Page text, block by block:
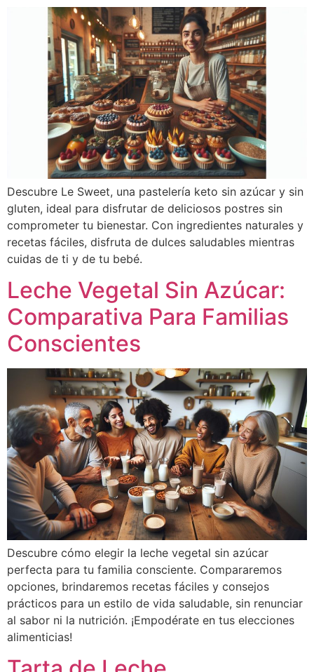
Descubre Le Sweet, una pastelería keto sin azúcar y sin
gluten, ideal para disfrutar de deliciosos postres sin
comprometer tu bienestar. Con ingredientes naturales y
recetas fáciles, disfruta de dulces saludables mientras
cuidas de ti y de tu bebé.
Leche Vegetal Sin Azúcar:
Comparativa Para Familias
Conscientes
Descubre cómo elegir la leche vegetal sin azúcar
perfecta para tu familia consciente. Compararemos
opciones, brindaremos recetas fáciles y consejos
prácticos para un estilo de vida saludable, sin renunciar
al sabor ni la nutrición. ¡Empodérate en tus elecciones
alimenticias!